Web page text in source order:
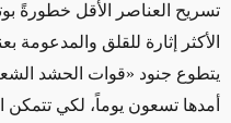
تسريح العناصر الأقل خطورةً
الأكثر إثارة للقلق والمدعومة
يتطوع جنود «قوات الحشد
أمدها تسعون يوماً، لكي